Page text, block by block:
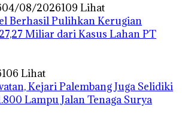
04/08/2026109 Lihat
Berhasil Pulihkan Kerugian
Miliar dari Kasus Lahan PT
106 Lihat
Kejari Palembang Juga Selidiki
Lampu Jalan Tenaga Surya